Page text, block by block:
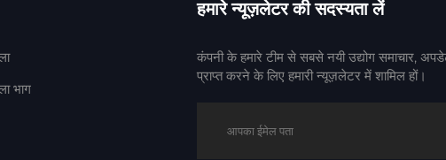
भाग
हमारे न्यूज़लेटर की सदस्यता लें
कंपनी के हमारे टीम से सबसे नयी उद्योग समाचार,
प्राप्त करने के लिए हमारी न्यूज़लेटर में शामिल हों।